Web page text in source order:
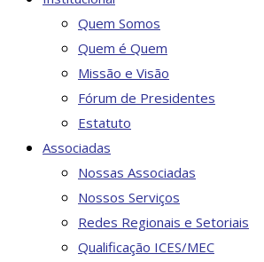
Quem Somos
Quem é Quem
Missão e Visão
Fórum de Presidentes
Estatuto
Associadas
Nossas Associadas
Nossos Serviços
Redes Regionais e Setoriais
Qualificação ICES/MEC